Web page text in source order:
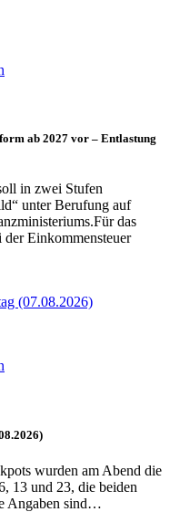
ab 2027 vor – Entlastung
in zwei Stufen
unter Berufung auf
das
Einkommensteuer
wurden am Abend die
13 und 23, die beiden
Angaben sind…